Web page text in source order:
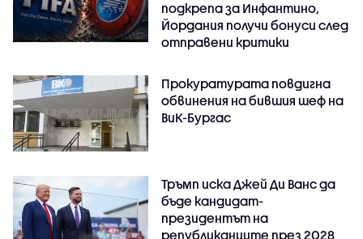
подкрепа за Инфантино,
Йордания получи бонуси след
отправени критики
Прокуратурата повдигна
обвинения на бившия шеф на
ВиК-Бургас
Тръмп иска Джей Ди Ванс да
бъде кандидат-
президентът на
републиканците през 2028